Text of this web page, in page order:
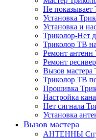
Не показывает
Установка
Установка и
Триколор-Нет
Триколор ТВ
Ремонт антенн
Ремонт
Вызов мастера
Триколор ТВ
Прошивка
Настройка
Нет сигнала
Установка
Вызов мастера
АНТЕННЫ